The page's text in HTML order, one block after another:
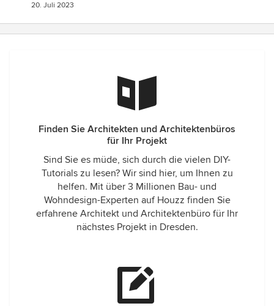
20. Juli 2023
Finden Sie Architekten und Architektenbüros
für Ihr Projekt
Sind Sie es müde, sich durch die vielen DIY-
Tutorials zu lesen? Wir sind hier, um Ihnen zu
helfen. Mit über 3 Millionen Bau- und
Wohndesign-Experten auf Houzz finden Sie
erfahrene Architekt und Architektenbüro für Ihr
nächstes Projekt in Dresden.